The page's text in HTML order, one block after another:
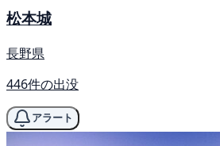
松本城
長野県
446件の出没
アラート